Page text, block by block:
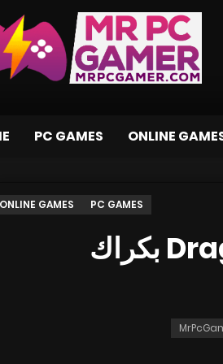
PC GAMES ONLINE
ONLINE GAMES PC GAMES
تحميل لعبة Dragon Kingdom War بكراك